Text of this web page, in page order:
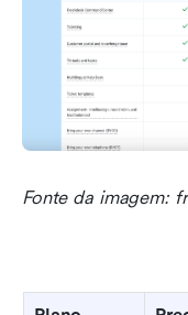
Fonte da imagem: